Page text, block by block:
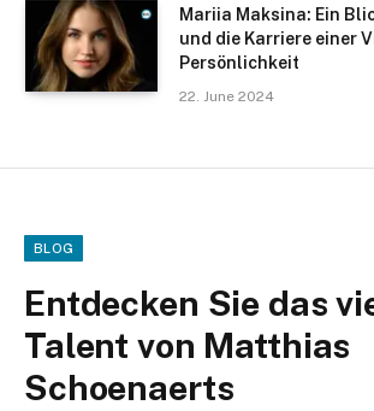
Mariia Maksina: Ein
und die Karriere einer
Persönlichkeit
22. June 2024
BLOG
Entdecken Sie das
Talent von Matthias
Schoenaerts